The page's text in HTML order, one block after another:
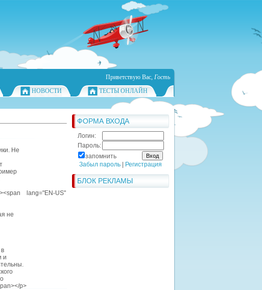
Приветствую Вас, Гость
НОВОСТИ
ТЕСТЫ ОНЛАЙН
ФОРМА ВХОДА
Логин:
Пароль:
запомнить
Забыл пароль
Регистрация
БЛОК РЕКЛАМЫ
Не
lang="EN-US"
не
и
p>